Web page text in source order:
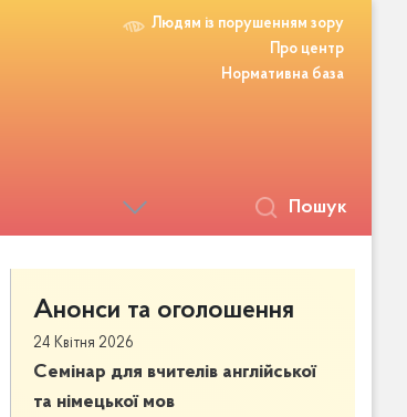
Людям із порушенням зору
Про центр
Нормативна база
Пошук
Анонси та оголошення
24 Квітня 2026
Семінар для вчителів англійської
та німецької мов